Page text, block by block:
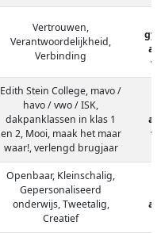
Vertrouwen,
Verantwoordelijkheid,
Verbinding
Edith Stein College, mavo /
havo / vwo / ISK,
dakpanklassen in klas 1
en 2, Mooi, maak het maar
waar!, verlengd brugjaar
Openbaar, Kleinschalig,
Gepersonaliseerd
onderwijs, Tweetalig,
Creatief